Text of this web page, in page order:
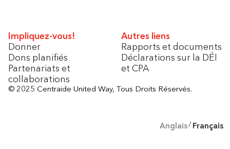
Impliquez-vous!
Donner
Dons planifiés
Partenariats et
collaborations
Autres liens
Rapports et documents
Déclarations sur la DÉI
et CPA
© 2025 Centraide United Way, Tous Droits Réservés.
Anglais Français